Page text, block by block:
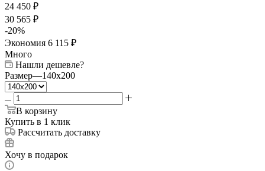
24 450 ₽
30 565 ₽
-20%
Экономия 6 115 ₽
Много
Нашли дешевле?
Размер—140x200
В корзину
Купить в 1 клик
Рассчитать доставку
Хочу в подарок